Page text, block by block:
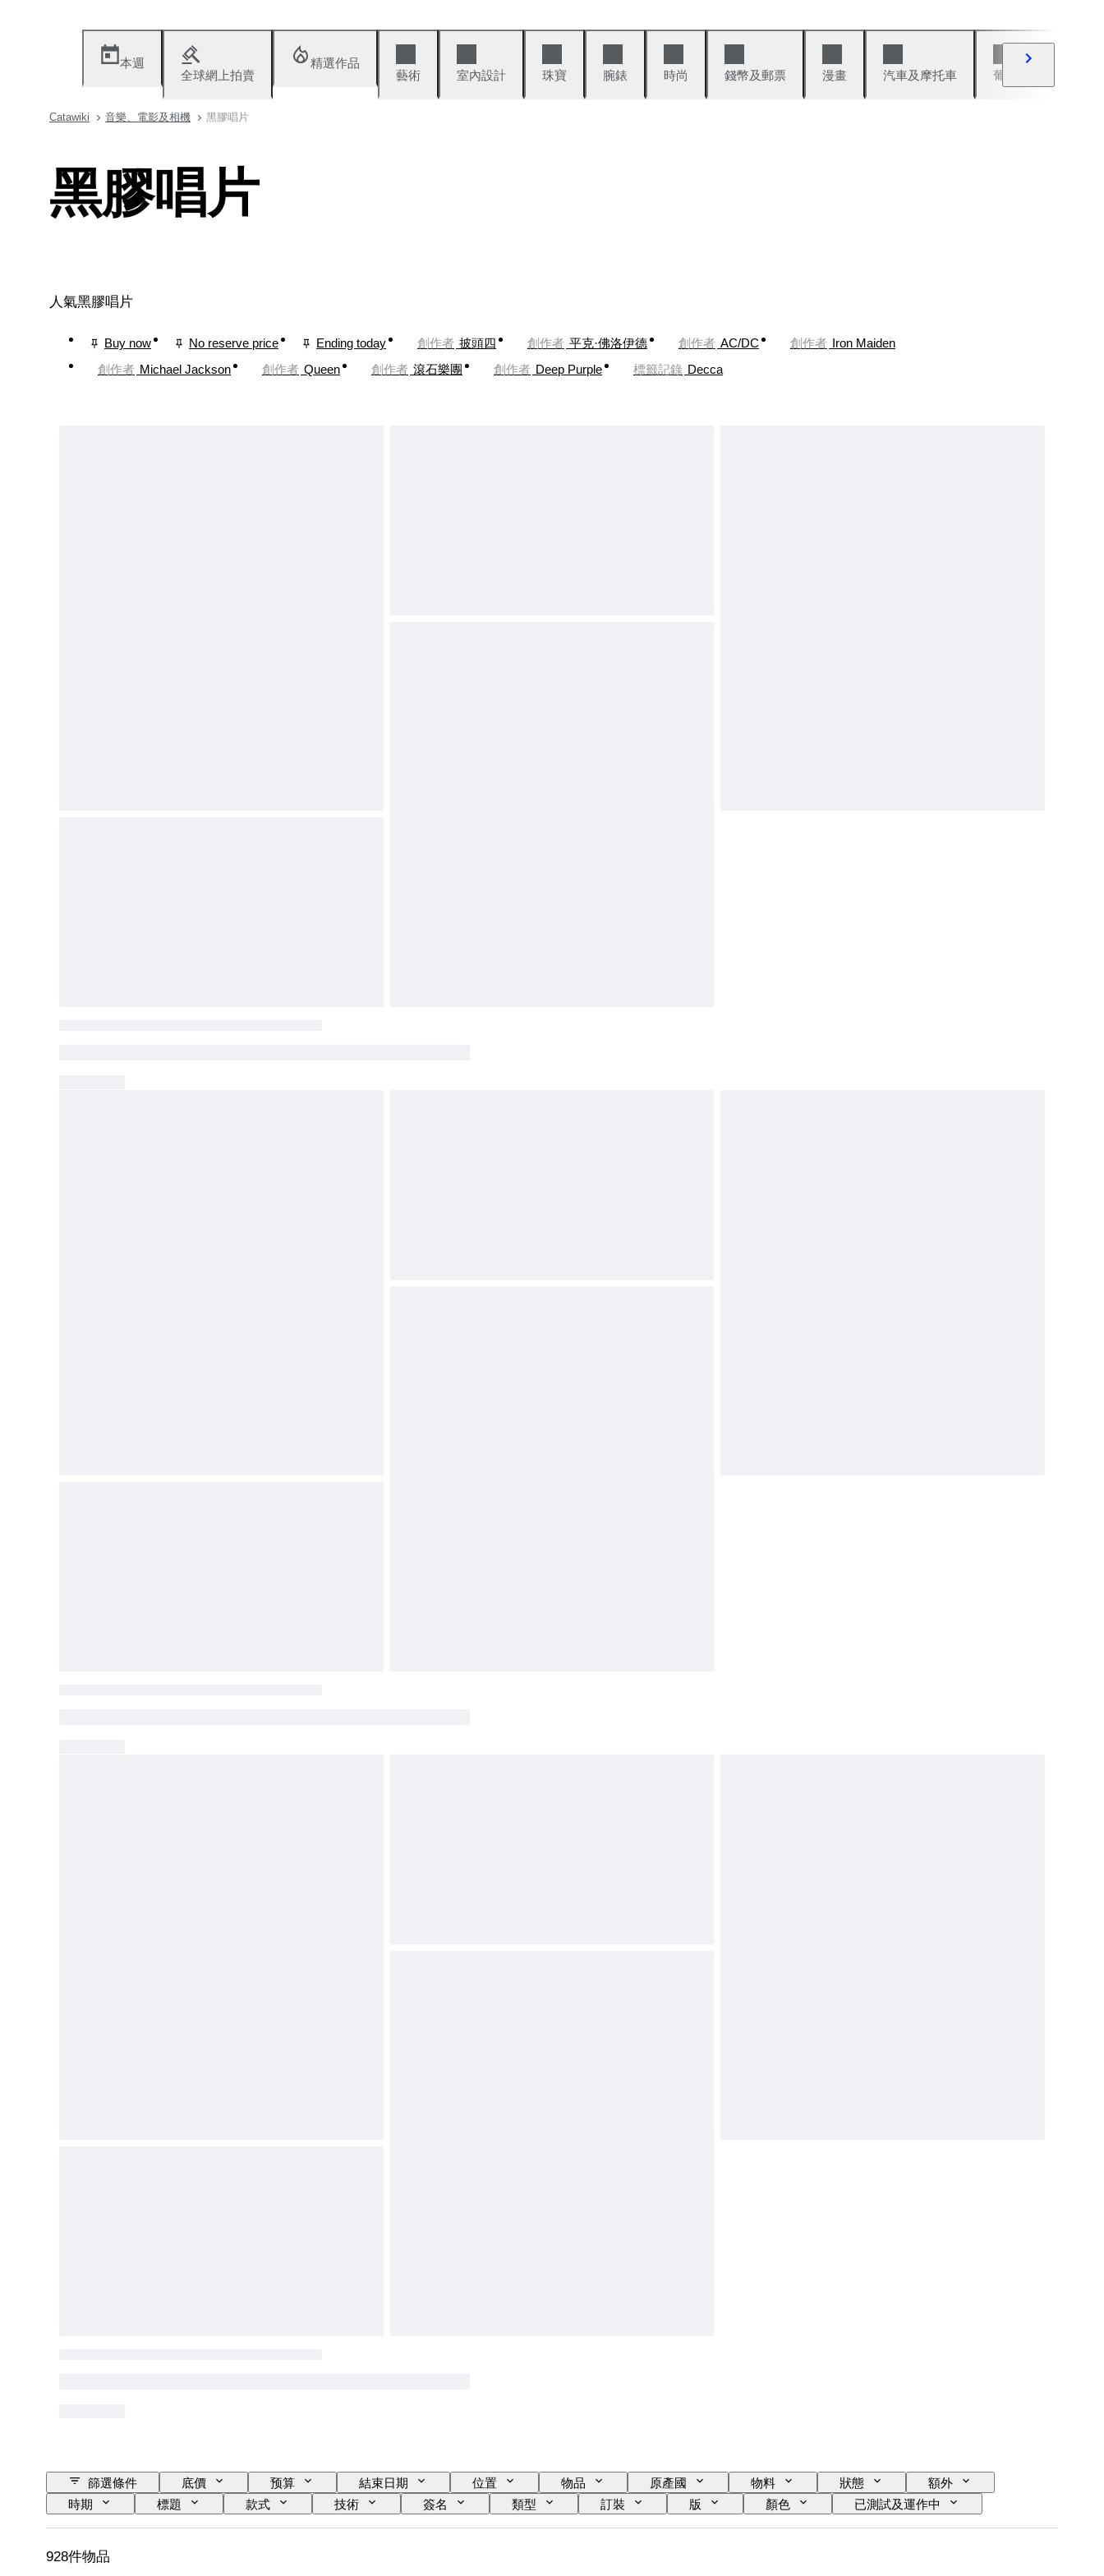
本週
全球網上拍賣
精選作品
藝術
室內設計 珠寶 腕錶 時尚 錢幣及郵票 漫畫 汽車及摩托車 葡萄酒與烈酒
Catawiki 音樂、電影及相機 黑膠唱片
黑膠唱片
人氣黑膠唱片
Buy now No reserve price Ending today 創作者 披頭四 創作者 平克·佛洛伊德 創作者 AC/DC 創作者 Iron Maiden
創作者 Michael Jackson 創作者 Queen 創作者 滾石樂團 創作者 Deep Purple 標籤記錄 Decca
篩選條件 底價 预算 結束日期 位置 物品 原產國 物料 狀態
額外
時期
標題 款式 技術 簽名 類型 訂裝 版 顏色
已測試及運作中
出售者：
音樂紀念品類型 時代 藝術家 標籤記錄 同批次的模壓雷射唱片 創作者
928件物品